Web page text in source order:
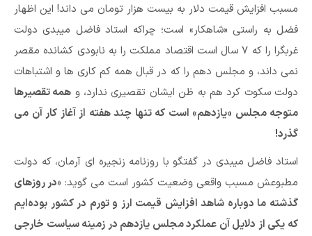
مسبب افزایش قیمت دلار به بیست هزار تومان می داند! این اظهار
فضل به راستی «شاهکار» است؛ چراکه استاد فاضل میبدی دولت
غربگرا را که ۷ سال است اقتصاد مملکت را به نابودی کشانده مقصر
نمی داند، و مجلس دهم را که در قبال همه کم کاری ها و اشتباهات
دولت سکوت کرد هم به ظن ایشان تقصیری ندارد، و همه تقصیرها
متوجه مجلس «یازدهم» است که تنها چند هفته از آغاز کار آن می
گذرد!
استاد فاضل میبدی در گفتگو با روزنامه زنجیره ای آرمان، که دولت
مطبوعش مسبب واقعی وضعیت کشور است می گوید: «در روزهای
گذشته ما دوباره شاهد افزایش قیمت ارز و تورم در کشور بوده‌ایم
که یکی از دلایل آن عملکرد مجلس یازدهم در زمینه سیاست خارجی